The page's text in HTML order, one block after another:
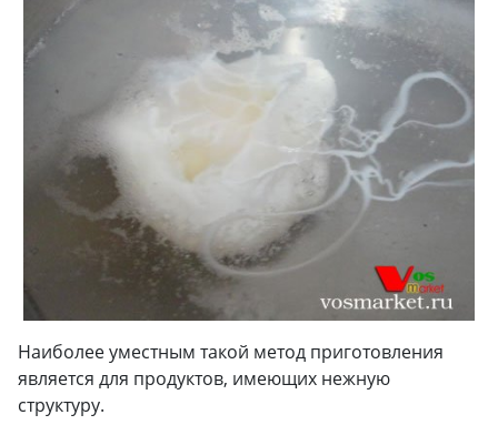
Наиболее уместным такой метод приготовления
является для продуктов, имеющих нежную
структуру.